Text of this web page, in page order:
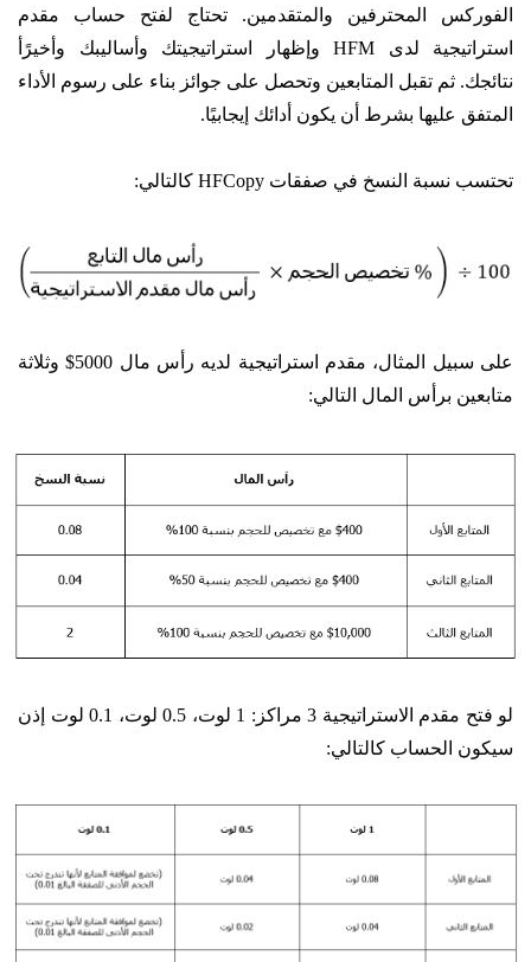
الفوركس المحترفين والمتقدمين. تحتاج لفتح حساب مقدم
استراتيجية لدى HFM وإظهار استراتيجيتك وأساليبك وأخيرًأ
نتائجك. ثم تقبل المتابعين وتحصل على جوائز بناء على رسوم الأداء
المتفق عليها بشرط أن يكون أدائك إيجابيًا.
تحتسب نسبة النسخ في صفقات HFCopy كالتالي:
على سبيل المثال، مقدم استراتيجية لديه رأس مال 5000$ وثلاثة
متابعين برأس المال التالي:
لو فتح مقدم الاستراتيجية 3 مراكز: 1 لوت، 0.5 لوت، 0.1 لوت إذن
سيكون الحساب كالتالي: